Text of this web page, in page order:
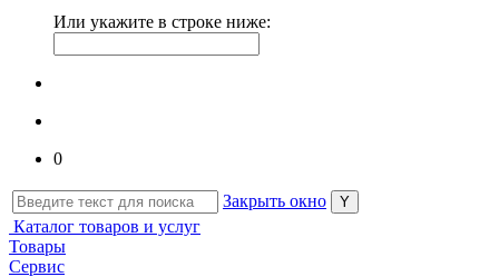
Или укажите в строке ниже:
0
Закрыть окно
Каталог товаров и услуг
Товары
Сервис